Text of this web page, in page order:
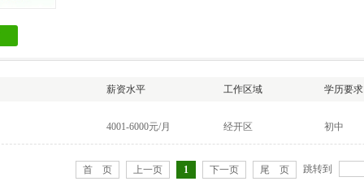
薪资水平 工作区域 学历要求
4001-6000元/月 经开区 初中
首 页 上一页 1 下一页 尾 页 跳转到